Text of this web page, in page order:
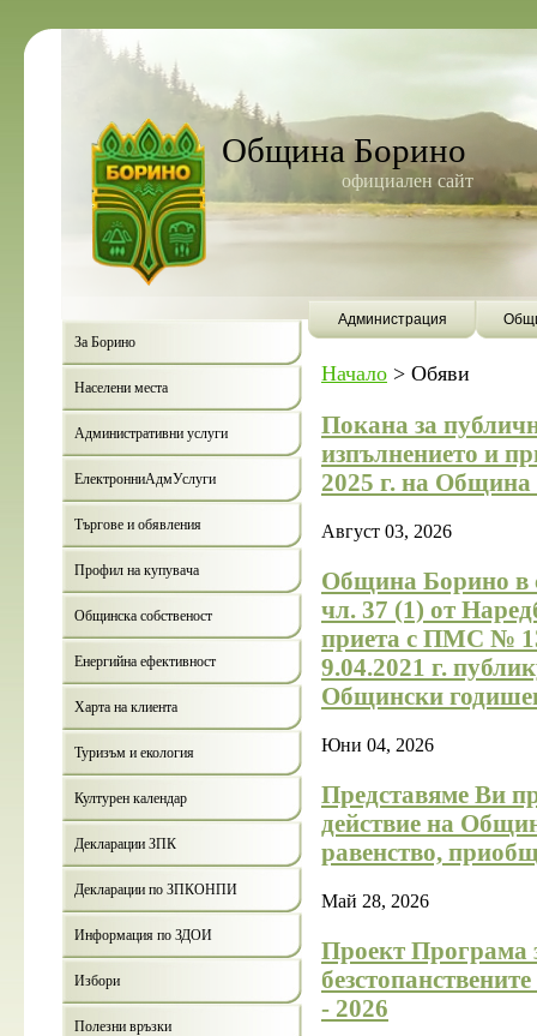
Община Борино
официален сайт
Администрация
За Борино
Населени места
Административни услуги
ЕлектронниАдмУслуги
Търгове и обявления
Профил на купувача
Общинска собственост
Енергийна ефективност
Харта на клиента
Туризъм и екология
Културен календар
Декларации ЗПК
Декларации по ЗПКОНПИ
Информация по ЗДОИ
Избори
Полезни връзки
Начало > Обяви
Покана за
изпълнението и
2025 г. на
Август 03, 2026
Община Борино в
чл. 37 (1) от
приета с ПМС №
9.04.2021 г.
Общински
Юни 04, 2026
Представяме Ви
действие на
равенство,
Май 28, 2026
Проект Програма
- 2026